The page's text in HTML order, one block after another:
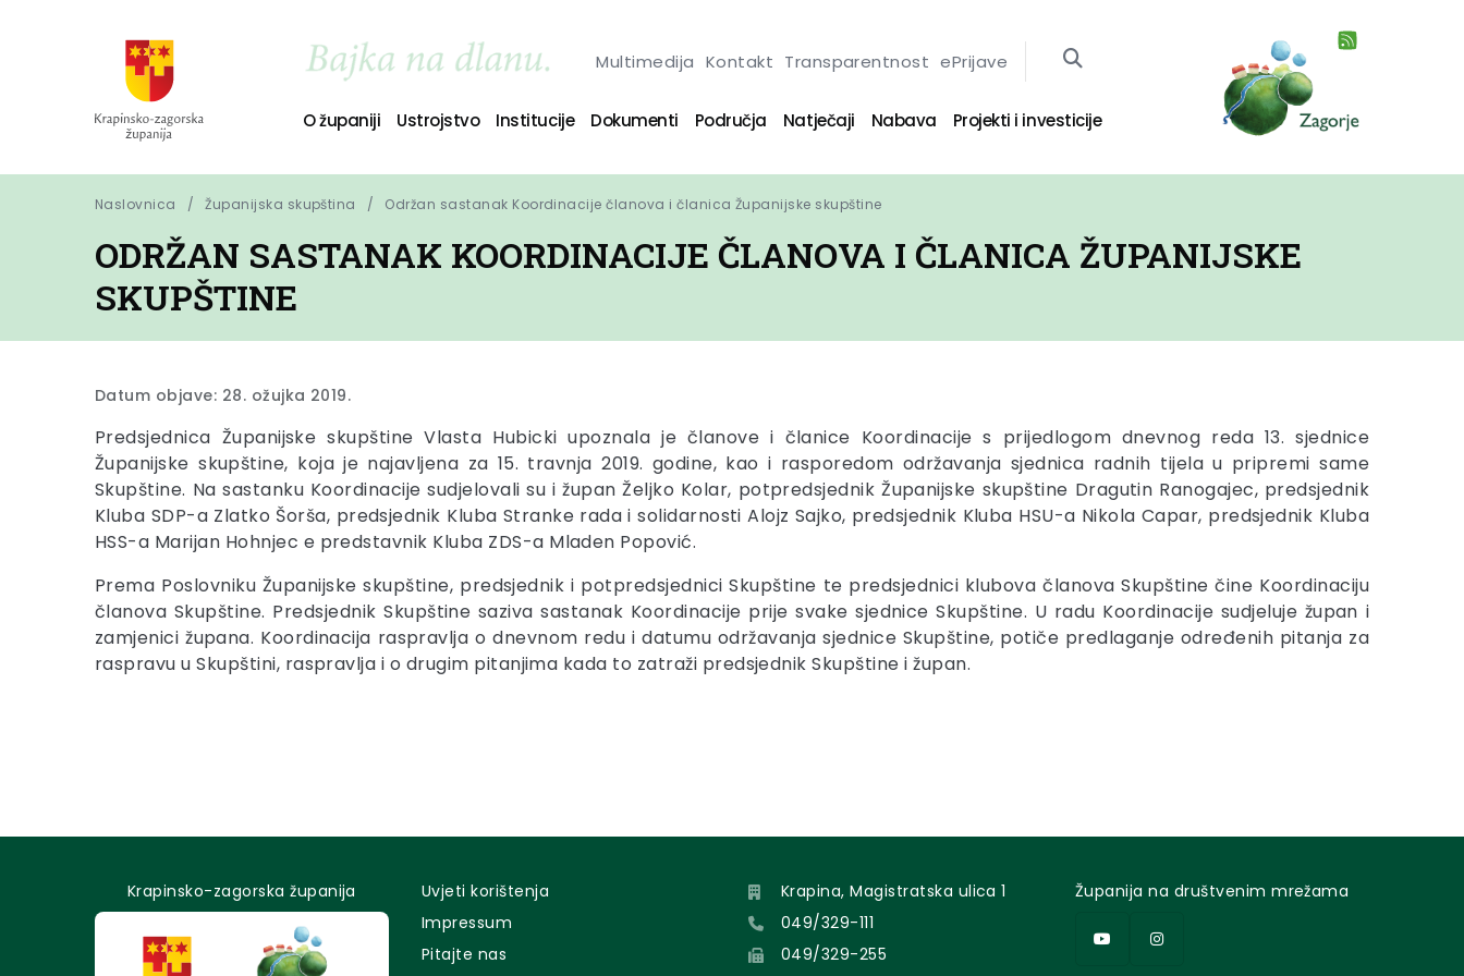
Multimedija Kontakt Transparentnost ePrijave
O županiji Ustrojstvo Institucije Dokumenti Područja Natječaji Nabava Projekti i investicije
Naslovnica Županijska skupština Održan sastanak Koordinacije članova i članica Županijske skupštine
ODRŽAN SASTANAK KOORDINACIJE ČLANOVA I ČLANICA ŽUPANIJSKE
SKUPŠTINE
Datum objave: 28. ožujka 2019.
Predsjednica Županijske skupštine Vlasta Hubicki upoznala je članove i članice Koordinacije s prijedlogom dnevnog reda 13. sjednice
Županijske skupštine, koja je najavljena za 15. travnja 2019. godine, kao i rasporedom održavanja sjednica radnih tijela u pripremi same
Skupštine. Na sastanku Koordinacije sudjelovali su i župan Željko Kolar, potpredsjednik Županijske skupštine Dragutin Ranogajec, predsjednik
Kluba SDP-a Zlatko Šorša, predsjednik Kluba Stranke rada i solidarnosti Alojz Sajko, predsjednik Kluba HSU-a Nikola Capar, predsjednik Kluba
HSS-a Marijan Hohnjec e predstavnik Kluba ZDS-a Mladen Popović.
Prema Poslovniku Županijske skupštine, predsjednik i potpredsjednici Skupštine te predsjednici klubova članova Skupštine čine Koordinaciju
članova Skupštine. Predsjednik Skupštine saziva sastanak Koordinacije prije svake sjednice Skupštine. U radu Koordinacije sudjeluje župan i
zamjenici župana. Koordinacija raspravlja o dnevnom redu i datumu održavanja sjednice Skupštine, potiče predlaganje određenih pitanja za
raspravu u Skupštini, raspravlja i o drugim pitanjima kada to zatraži predsjednik Skupštine i župan.
Krapinsko-zagorska županija
Uvjeti korištenja
Impressum
Pitajte nas
Krapina, Magistratska ulica 1
049/329-111
049/329-255
Županija na društvenim mrežama